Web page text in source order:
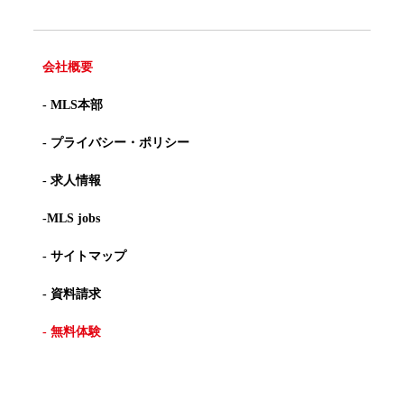
会社概要
- MLS本部
- プライバシー・ポリシー
- 求人情報
-MLS jobs
- サイトマップ
- 資料請求
- 無料体験